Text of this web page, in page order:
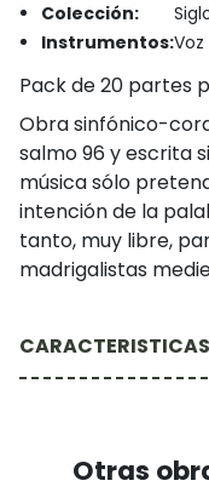
Colección:
Instrumentos:Voz
Pack de 20 partes
Obra sinfónico-
salmo 96 y escrita
música sólo
intención de la
tanto, muy libre,
madrigalistas
CARACTERISTICAS
Otras